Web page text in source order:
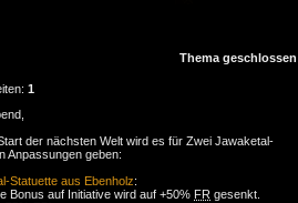
Thema geschlossen
1
der nächsten Welt wird es für Zwei Jawaketal-
Anpassungen geben:
Statuette aus Ebenholz:
Bonus auf Initiative wird auf +50% FR gesenkt.